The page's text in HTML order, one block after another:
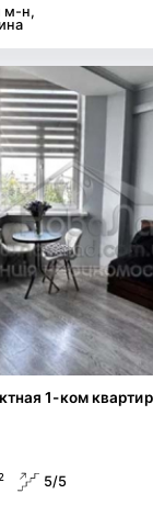
м-н,
1-ком
5/5